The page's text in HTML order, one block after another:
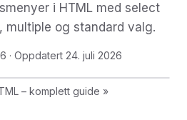
i HTML med select
multiple og standard valg.
· Oppdatert 24. juli 2026
– komplett guide »